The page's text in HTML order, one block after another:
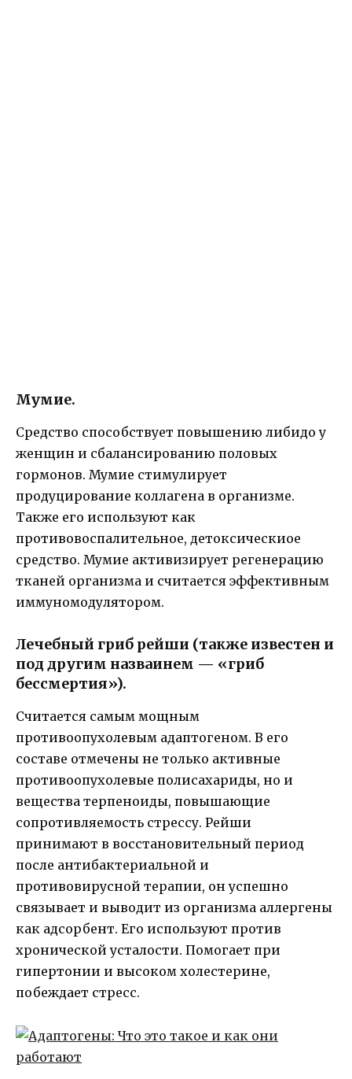
Мумие.
Средство способствует повышению либидо у
женщин и сбалансированию половых
гормонов. Мумие стимулирует
продуцирование коллагена в организме.
Также его используют как
противовоспалительное, детоксическиое
средство. Мумие активизирует регенерацию
тканей организма и считается эффективным
иммуномодулятором.
Лечебный гриб рейши (также известен и
под другим назваинем — «гриб
бессмертия»).
Считается самым мощным
противоопухолевым адаптогеном. В его
составе отмечены не только активные
противоопухолевые полисахариды, но и
вещества терпеноиды, повышающие
сопротивляемость стрессу. Рейши
принимают в восстановительный период
после антибактериальной и
противовирусной терапии, он успешно
связывает и выводит из организма аллергены
как адсорбент. Его используют против
хронической усталости. Помогает при
гипертонии и высоком холестерине,
побеждает стресс.